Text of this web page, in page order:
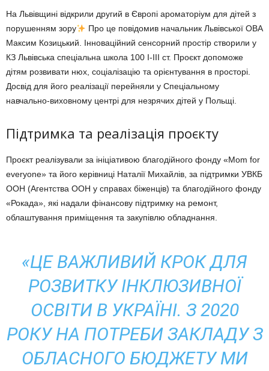
На Львівщині відкрили другий в Європі ароматоріум для дітей з
порушенням зору
Про це повідомив начальник Львівської ОВА
Максим Козицький. Інноваційний сенсорний простір створили у
КЗ Львівська спеціальна школа 100 І-ІІІ ст. Проєкт допоможе
дітям розвивати нюх, соціалізацію та орієнтування в просторі.
Досвід для його реалізації перейняли у Спеціальному
навчально-виховному центрі для незрячих дітей у Польщі.
Підтримка та реалізація проєкту
Проєкт реалізували за ініціативою благодійного фонду «Mom for
everyone» та його керівниці Наталії Михайлів, за підтримки УВКБ
ООН (Агентства ООН у справах біженців) та благодійного фонду
«Рокада», які надали фінансову підтримку на ремонт,
облаштування приміщення та закупівлю обладнання.
«ЦЕ ВАЖЛИВИЙ КРОК ДЛЯ
РОЗВИТКУ ІНКЛЮЗИВНОЇ
ОСВІТИ В УКРАЇНІ. З 2020
РОКУ НА ПОТРЕБИ ЗАКЛАДУ З
ОБЛАСНОГО БЮДЖЕТУ МИ